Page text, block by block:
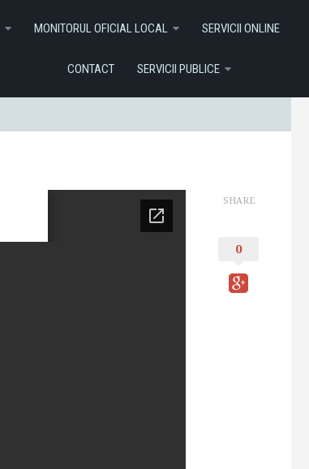
MONITORUL OFICIAL LOCAL SERVICII ONLINE
CONTACT SERVICII PUBLICE
Contact Servicii Publice
SHARE
0